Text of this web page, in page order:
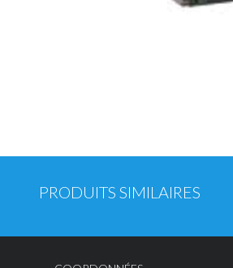
PRODUITS SIMILAIRES